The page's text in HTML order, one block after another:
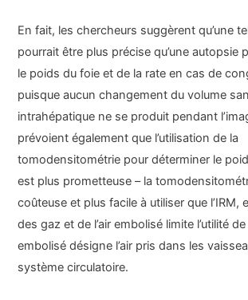
En fait, les chercheurs suggèrent qu’une
pourrait être plus précise qu’une autopsie
le poids du foie et de la rate en cas de
puisque aucun changement du volume
intrahépatique ne se produit pendant
prévoient également que l’utilisation de la
tomodensitométrie pour déterminer le
est plus prometteuse – la
coûteuse et plus facile à utiliser que l’IRM,
des gaz et de l’air embolisé limite l’utilité de
embolisé désigne l’air pris dans les
système circulatoire.